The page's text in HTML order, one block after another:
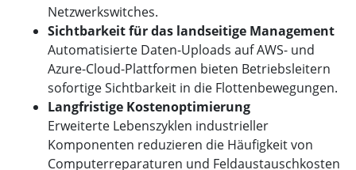
Netzwerkswitches.
Sichtbarkeit für das landseitige Management
Automatisierte Daten-Uploads auf AWS- und
Azure-Cloud-Plattformen bieten Betriebsleitern
sofortige Sichtbarkeit in die Flottenbewegungen.
Langfristige Kostenoptimierung
Erweiterte Lebenszyklen industrieller
Komponenten reduzieren die Häufigkeit von
Computerreparaturen und Feldaustauschkosten